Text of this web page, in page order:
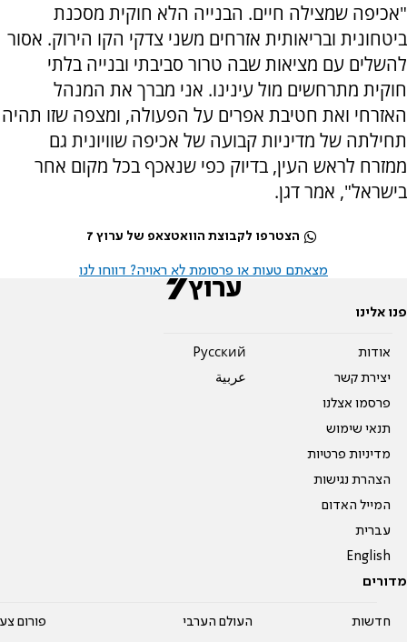
"אכיפה שמצילה חיים. הבנייה הלא חוקית מסכנת
ביטחונית ובריאותית אזרחים משני צדקי הקו הירוק. אסור
להשלים עם מציאות שבה טרור סביבתי ובנייה בלתי
חוקית מתרחשים מול עינינו. אני מברך את המנהל
האזרחי ואת חטיבת אפרים על הפעולה, ומצפה שזו תהיה
תחילתה של מדיניות קבועה של אכיפה שוויונית גם
ממזרח לראש העין, בדיוק כפי שנאכף בכל מקום אחר
בישראל", אמר דגן.
הצטרפו לקבוצת הוואטצאפ של ערוץ 7
מצאתם טעות או פרסומת לא ראויה? דווחו לנו
פנו אלינו
אודות
יצירת קשר
פרסמו אצלנו
תנאי שימוש
מדיניות פרטיות
הצהרת נגישות
המייל האדום
עברית
English
Pусский
عربية
מדורים
חדשות
העולם הערבי
פורום